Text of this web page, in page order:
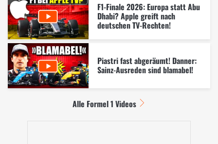
F1-Finale 2026: Europa statt Abu
Dhabi? Apple greift nach
deutschen TV-Rechten!
Piastri fast abgeräumt! Danner:
Sainz-Ausreden sind blamabel!
Alle Formel 1 Videos